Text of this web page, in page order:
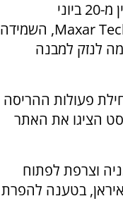
התקיפה השנייה, על פי תמונת לוויין מ-20 ביוני
שפורסמה על ידי חברת Maxar Technologies, השמידה
לנזק למבנה
את תחילת פעולות ההריסה
ותמונות מ-19 באוגוסט הציגו את האתר
וצרפת לפתוח
בטענה להפרת